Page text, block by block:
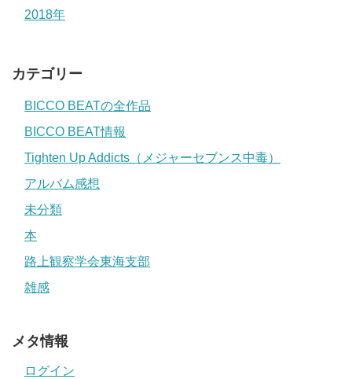
2018年
カテゴリー
BICCO BEATの全作品
BICCO BEAT情報
Tighten Up Addicts（メジャーセブンス中毒）
アルバム感想
未分類
本
路上観察学会東海支部
雑感
メタ情報
ログイン